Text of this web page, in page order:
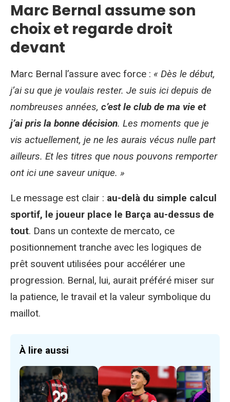
Marc Bernal assume son
choix et regarde droit
devant
Marc Bernal l’assure avec force : « Dès le début,
j’ai su que je voulais rester. Je suis ici depuis de
nombreuses années, c’est le club de ma vie et
j’ai pris la bonne décision. Les moments que je
vis actuellement, je ne les aurais vécus nulle part
ailleurs. Et les titres que nous pouvons remporter
ont ici une saveur unique. »
Le message est clair : au-delà du simple calcul
sportif, le joueur place le Barça au-dessus de
tout. Dans un contexte de mercato, ce
positionnement tranche avec les logiques de
prêt souvent utilisées pour accélérer une
progression. Bernal, lui, aurait préféré miser sur
la patience, le travail et la valeur symbolique du
maillot.
À lire aussi